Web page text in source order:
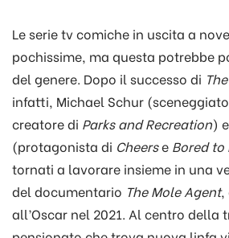
Le serie tv comiche in uscita a
pochissime, ma questa potrebbe
del genere. Dopo il successo di
infatti, Michael Schur
creatore di Parks and Recreation)
(protagonista di Cheerse Bored to
tornati a lavorare insieme in una
del documentario The Mole Agent,
all’Oscar nel 2021. Al centro della